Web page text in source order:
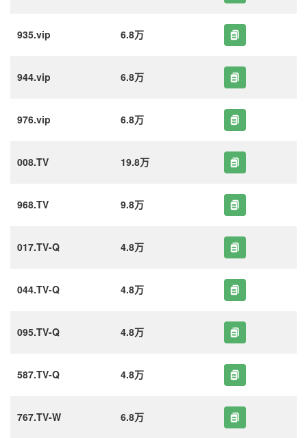
935.vip 6.8万
944.vip 6.8万
976.vip 6.8万
008.TV 19.8万
968.TV 9.8万
017.TV-Q 4.8万
044.TV-Q 4.8万
095.TV-Q 4.8万
587.TV-Q 4.8万
767.TV-W 6.8万